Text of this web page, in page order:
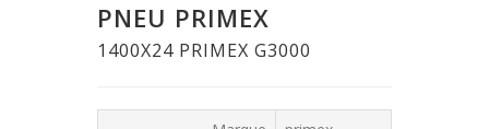
PNEU PRIMEX
1400X24 PRIMEX G3000